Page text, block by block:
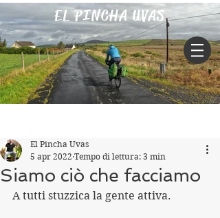
EL PINCHA UVAS
Siamo ciò che facciamo
El Pincha Uvas
5 apr 2022 Tempo di lettura: 3 min
A tutti stuzzica la gente attiva.